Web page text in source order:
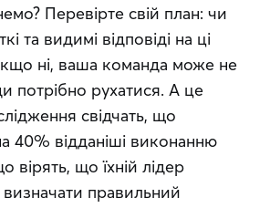
Перевірте свій план: чи
та видимі відповіді на ці
ні, ваша команда може не
потрібно рухатися. А це
свідчать, що
40% відданіші виконанню
вірять, що їхній лідер
правильний